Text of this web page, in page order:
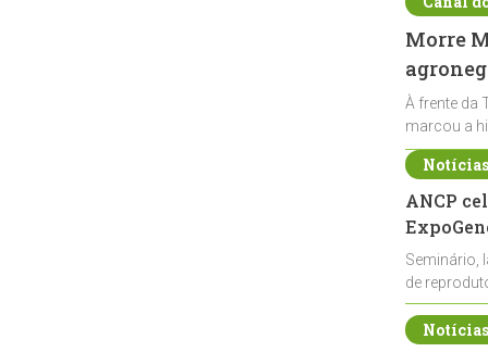
Morre
À frente da
marcou a
ANCP
Seminário,
de
durante a